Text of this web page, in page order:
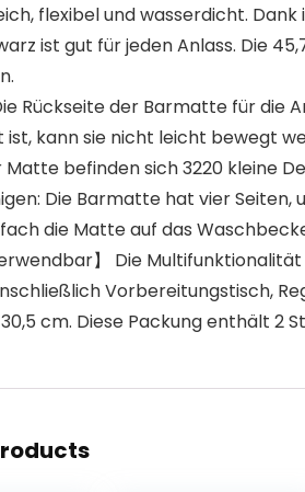
flexibel und wasserdicht.
ist gut für jeden Anlass. Die
Rückseite der Barmatte für die
ist, kann sie nicht leicht bewegt
Matte befinden sich 3220 kleine
Die Barmatte hat vier
die Matte auf das
】 Die
Vorbereitungstisch,
cm. Diese Packung enthält 2